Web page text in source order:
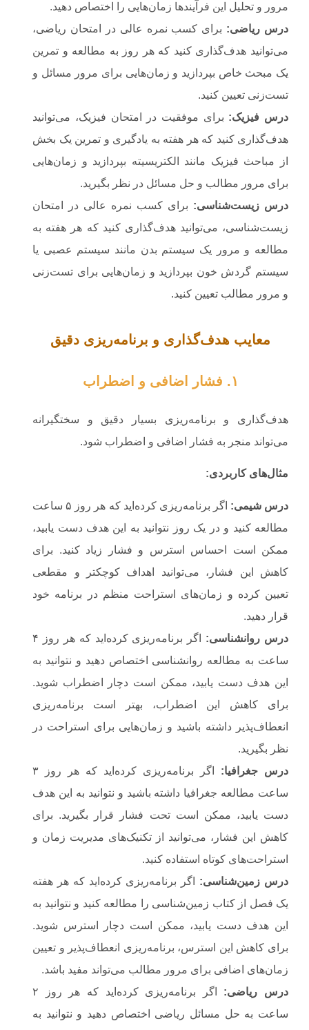
مرور و تحلیل این فرآیندها زمان‌هایی را اختصاص دهید.
درس ریاضی: برای کسب نمره عالی در امتحان ریاضی،
می‌توانید هدف‌گذاری کنید که هر روز به مطالعه و تمرین
یک مبحث خاص بپردازید و زمان‌هایی برای مرور مسائل و
تست‌زنی تعیین کنید.
درس فیزیک: برای موفقیت در امتحان فیزیک، می‌توانید
هدف‌گذاری کنید که هر هفته به یادگیری و تمرین یک بخش
از مباحث فیزیک مانند الکتریسیته بپردازید و زمان‌هایی
برای مرور مطالب و حل مسائل در نظر بگیرید.
درس زیست‌شناسی: برای کسب نمره عالی در امتحان
زیست‌شناسی، می‌توانید هدف‌گذاری کنید که هر هفته به
مطالعه و مرور یک سیستم بدن مانند سیستم عصبی یا
سیستم گردش خون بپردازید و زمان‌هایی برای تست‌زنی
و مرور مطالب تعیین کنید.
معایب هدف‌گذاری و برنامه‌ریزی دقیق
۱. فشار اضافی و اضطراب
هدف‌گذاری و برنامه‌ریزی بسیار دقیق و سختگیرانه
می‌تواند منجر به فشار اضافی و اضطراب شود.
مثال‌های کاربردی:
درس شیمی:
اگر برنامه‌ریزی کرده‌اید که هر روز ۵ ساعت
مطالعه کنید و در یک روز نتوانید به این هدف دست یابید،
ممکن است احساس استرس و فشار زیاد کنید. برای
کاهش این فشار، می‌توانید اهداف کوچکتر و مقطعی
تعیین کرده و زمان‌های استراحت منظم در برنامه خود
قرار دهید.
درس روانشناسی:
اگر برنامه‌ریزی کرده‌اید که هر روز ۴
ساعت به مطالعه روانشناسی اختصاص دهید و نتوانید به
این هدف دست یابید، ممکن است دچار اضطراب شوید.
برای کاهش این اضطراب، بهتر است برنامه‌ریزی
انعطاف‌پذیر داشته باشید و زمان‌هایی برای استراحت در
نظر بگیرید.
درس جغرافیا:
اگر برنامه‌ریزی کرده‌اید که هر روز ۳
ساعت مطالعه جغرافیا داشته باشید و نتوانید به این هدف
دست یابید، ممکن است تحت فشار قرار بگیرید. برای
کاهش این فشار، می‌توانید از تکنیک‌های مدیریت زمان و
استراحت‌های کوتاه استفاده کنید.
درس زمین‌شناسی: اگر برنامه‌ریزی کرده‌اید که هر هفته
یک فصل از کتاب زمین‌شناسی را مطالعه کنید و نتوانید به
این هدف دست یابید، ممکن است دچار استرس شوید.
برای کاهش این استرس، برنامه‌ریزی انعطاف‌پذیر و تعیین
زمان‌های اضافی برای مرور مطالب می‌تواند مفید باشد.
درس ریاضی:
اگر برنامه‌ریزی کرده‌اید که هر روز ۲
ساعت به حل مسائل ریاضی اختصاص دهید و نتوانید به